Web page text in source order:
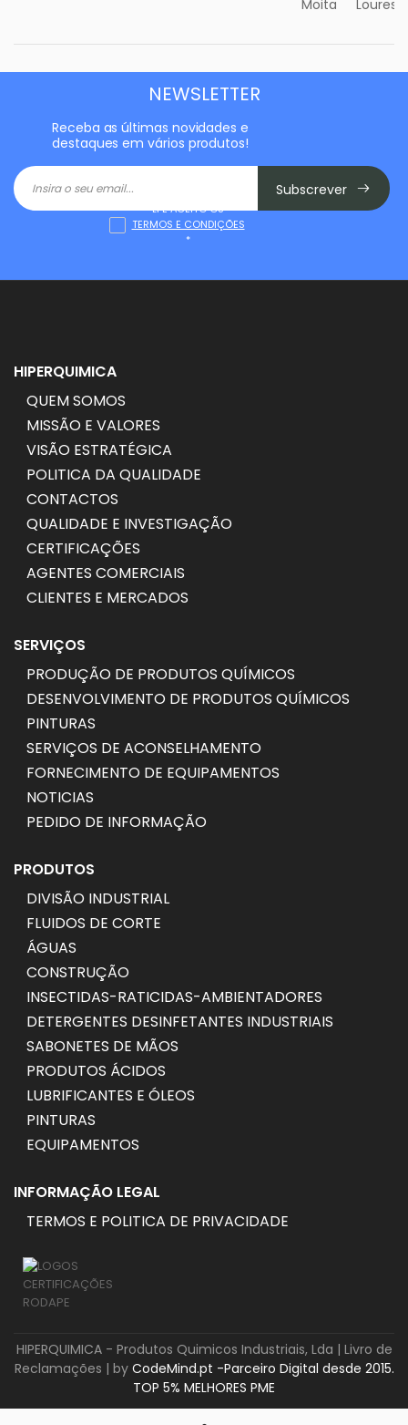
NEWSLETTER
Receba as últimas novidades e
destaques em vários produtos!
Subscrever
LI E ACEITO OS
TERMOS E CONDIÇÕES
*
HIPERQUIMICA
QUEM SOMOS
MISSÃO E VALORES
VISÃO ESTRATÉGICA
POLITICA DA QUALIDADE
CONTACTOS
QUALIDADE E INVESTIGAÇÃO
CERTIFICAÇÕES
AGENTES COMERCIAIS
CLIENTES E MERCADOS
SERVIÇOS
PRODUÇÃO DE PRODUTOS QUÍMICOS
DESENVOLVIMENTO DE PRODUTOS QUÍMICOS
PINTURAS
SERVIÇOS DE ACONSELHAMENTO
FORNECIMENTO DE EQUIPAMENTOS
NOTICIAS
PEDIDO DE INFORMAÇÃO
PRODUTOS
DIVISÃO INDUSTRIAL
FLUIDOS DE CORTE
ÁGUAS
CONSTRUÇÃO
INSECTIDAS-RATICIDAS-AMBIENTADORES
DETERGENTES DESINFETANTES INDUSTRIAIS
SABONETES DE MÃOS
PRODUTOS ÁCIDOS
LUBRIFICANTES E ÓLEOS
PINTURAS
EQUIPAMENTOS
INFORMAÇÃO LEGAL
TERMOS E POLITICA DE PRIVACIDADE
HIPERQUIMICA - Produtos Quimicos Industriais, Lda | Livro de
Reclamações | by CodeMind.pt -Parceiro Digital desde 2015.
TOP 5% MELHORES PME